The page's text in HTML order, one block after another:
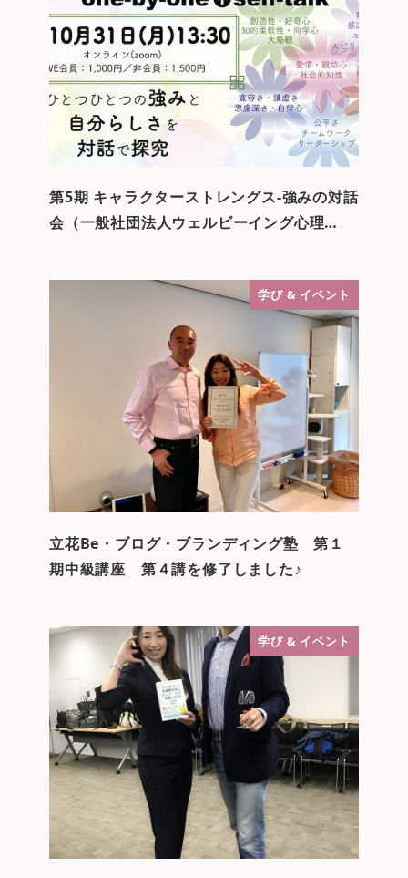
第5期 キャラクターストレングス-強みの対話
会（一般社団法人ウェルビーイング心理…
学び & イベント
立花Be・ブログ・ブランディング塾 第１
期中級講座 第４講を修了しました♪
学び & イベント